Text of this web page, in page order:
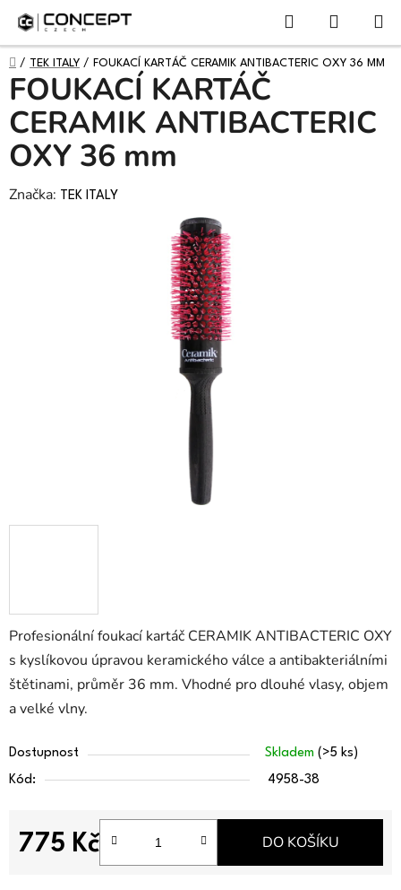
Přejít
obsah
KOŠÍK
DOMŮ
/ TEK ITALY / FOUKACÍ KARTÁČ CERAMIK ANTIBACTERIC OXY 36 MM
Profesionální foukací kartáč CERAMIK ANTIBACTERIC OXY
s kyslíkovou úpravou keramického válce a antibakteriálními
štětinami, průměr 36 mm. Vhodné pro dlouhé vlasy, objem
a velké vlny.
Dostupnost Skladem (>5 ks)
Kód:
4958-38
775 Kč DO KOŠÍKU
FOUKACÍ KARTÁČ
CERAMIK ANTIBACTERIC
OXY 36 mm
Značka: TEK ITALY